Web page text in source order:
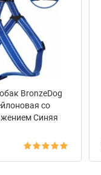
BronzeDog
со
Синяя